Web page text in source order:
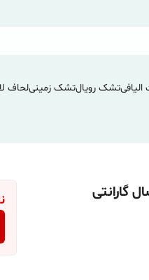
تشک رویالتشک زمینیلحاف